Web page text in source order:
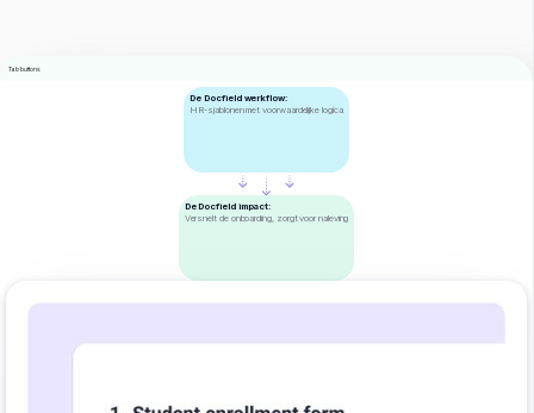
Tab buttons
De Docfield werkflow:
HR-sjablonen met voorwaardelijke logica
De Docfield impact:
Versnelt de onboarding, zorgt voor naleving